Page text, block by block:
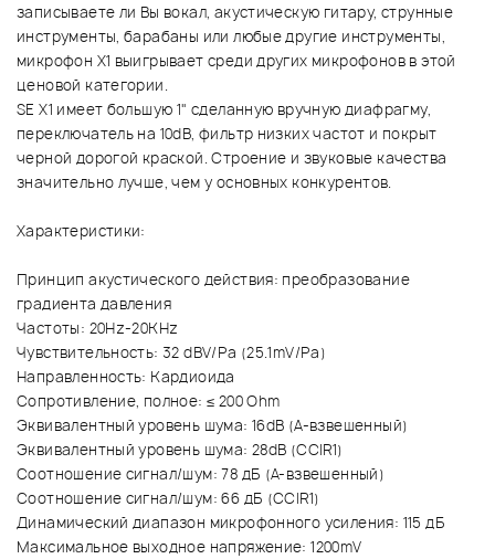
записываете ли Вы вокал, акустическую гитару, струнные
инструменты, барабаны или любые другие инструменты,
микрофон Х1 выигрывает среди других микрофонов в этой
ценовой категории.
SE X1 имеет большую 1" сделанную вручную диафрагму,
переключатель на 10dB, фильтр низких частот и покрыт
черной дорогой краской. Строение и звуковые качества
значительно лучше, чем у основных конкурентов.
Характеристики:
Принцип акустического действия: преобразование
градиента давления
Частоты: 20Hz-20KHz
Чувствительность: 32 dBV/Pa (25.1mV/Pa)
Направленность: Кардиоида
Сопротивление, полное: ≤ 200 Ohm
Эквивалентный уровень шума: 16dB (А-взвешенный)
Эквивалентный уровень шума: 28dB (ССIR1)
Соотношение сигнал/шум: 78 дБ (А-взвешенный)
Соотношение сигнал/шум: 66 дБ (ССIR1)
Динамический диапазон микрофонного усиления: 115 дБ
Максимальное выходное напряжение: 1200mV